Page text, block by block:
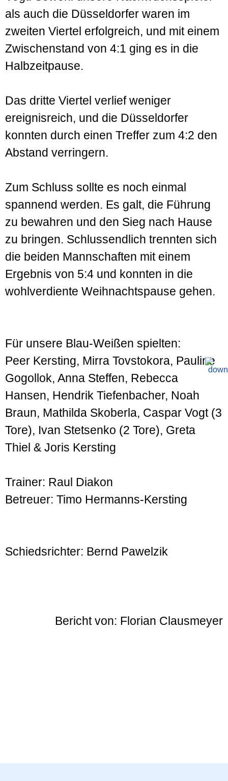
als auch die Düsseldorfer waren im
zweiten Viertel erfolgreich, und mit einem
Zwischenstand von 4:1 ging es in die
Halbzeitpause.
Das dritte Viertel verlief weniger
ereignisreich, und die Düsseldorfer
konnten durch einen Treffer zum 4:2 den
Abstand verringern.
Zum Schluss sollte es noch einmal
spannend werden. Es galt, die Führung
zu bewahren und den Sieg nach Hause
zu bringen. Schlussendlich trennten sich
die beiden Mannschaften mit einem
Ergebnis von 5:4 und konnten in die
wohlverdiente Weihnachtspause gehen.
Für unsere Blau-Weißen spielten:
Peer Kersting, Mirra Tovstokora, Pauline
Gogollok, Anna Steffen, Rebecca
Hansen, Hendrik Tiefenbacher, Noah
Braun, Mathilda Skoberla, Caspar Vogt (3
Tore), Ivan Stetsenko (2 Tore), Greta
Thiel & Joris Kersting
Trainer: Raul Diakon
Betreuer: Timo Hermanns-Kersting
Schiedsrichter: Bernd Pawelzik
Bericht von: Florian Clausmeyer